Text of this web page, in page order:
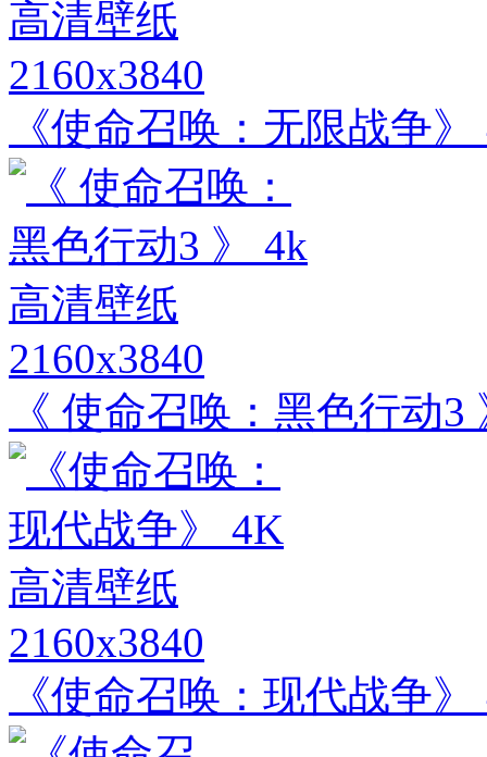
2160x3840
《使命召唤：无限战争
2160x3840
《 使命召唤：黑色行动
2160x3840
《使命召唤：现代战争